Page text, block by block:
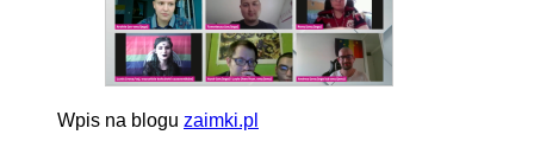
Wpis na blogu zaimki.pl